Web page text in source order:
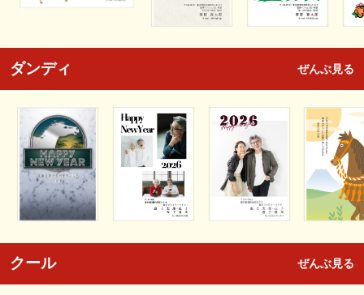
ダンディ ぜんぶ見る
クール ぜんぶ見る